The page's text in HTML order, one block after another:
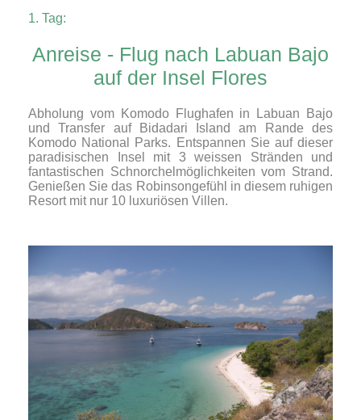
1. Tag:
Anreise - Flug nach Labuan Bajo
auf der Insel Flores
Abholung vom Komodo Flughafen in Labuan Bajo
und Transfer auf Bidadari Island am Rande des
Komodo National Parks. Entspannen Sie auf dieser
paradisischen Insel mit 3 weissen Stränden und
fantastischen Schnorchelmöglichkeiten vom Strand.
Genießen Sie das Robinsongefühl in diesem ruhigen
Resort mit nur 10 luxuriösen Villen.